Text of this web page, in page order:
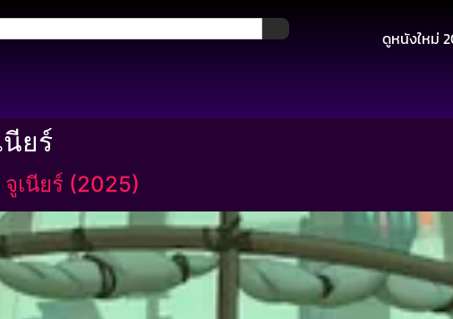
ดูหนังใหม่
นียร์
เนียร์ (2025)